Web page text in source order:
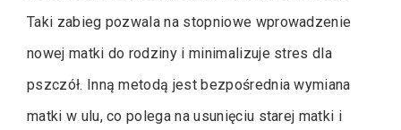
Taki zabieg pozwala na stopniowe wprowadzenie
nowej matki do rodziny i minimalizuje stres dla
pszczół. Inną metodą jest bezpośrednia wymiana
matki w ulu, co polega na usunięciu starej matki i